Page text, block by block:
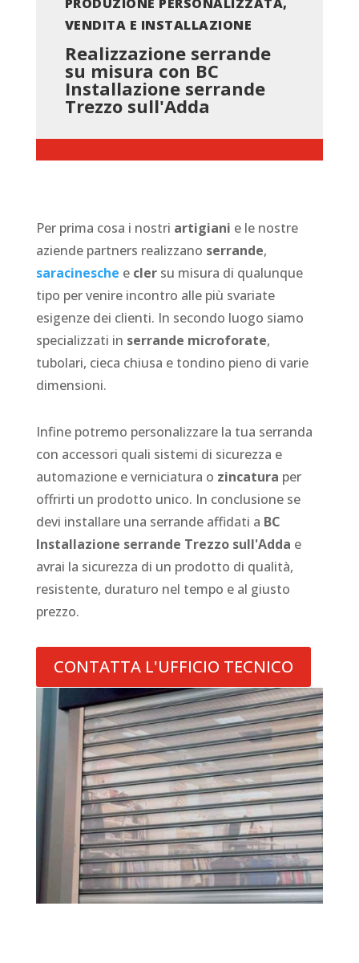
VENDITA E INSTALLAZIONE
Realizzazione serrande
su misura con BC
Installazione serrande
Trezzo sull'Adda
Per prima cosa i nostri artigiani e le nostre
aziende partners realizzano serrande,
saracinesche e clersu misura di qualunque
tipo per venire incontro alle più svariate
esigenze dei clienti. In secondo luogo siamo
specializzati in serrande microforate,
tubolari, cieca chiusa e tondino pieno di varie
dimensioni.
Infine potremo personalizzare la tua serranda
con accessori quali sistemi di sicurezza e
automazione e verniciatura o zincatura per
offrirti un prodotto unico. In conclusione se
devi installare una serrande affidati a BC
Installazione serrande Trezzo sull'Adda e
avrai la sicurezza di un prodotto di qualità,
resistente, duraturo nel tempo e al giusto
prezzo.
CONTATTA L'UFFICIO TECNICO